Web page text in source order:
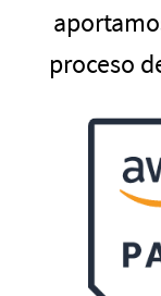
proceso